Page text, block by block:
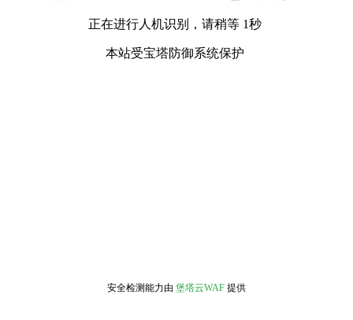
正在进行人机识别，请稍等 1秒
本站受宝塔防御系统保护
安全检测能力由 堡塔云WAF 提供